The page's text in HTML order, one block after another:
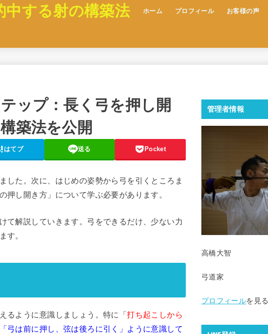
中する射の構築法 ホーム プロフィール お客様の声
ップ：長く弓を押し開
築法を公開
はてブ 送る Pocket
した。次に、はじめの姿勢から弓を引くところま
押し開き方」について学ぶ必要があります。
て解説していきます。弓をできるだけ、少ない力
す。
るように意識しましょう。特に「打ち起こしから
「弓は前に押し、弦は後ろに引く」ように意識して
管理者情報
高橋大智
弓道家
プロフィールを見る